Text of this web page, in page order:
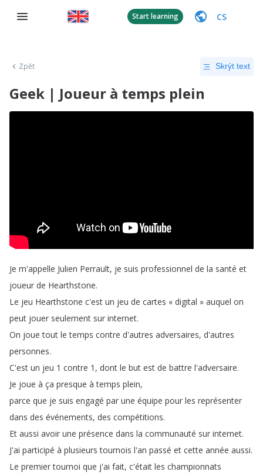
Start learning CS
Zpět Skrýt text
Geek | Joueur à temps plein
Je m'appelle Julien Perrault, je suis professionnel de la santé et
joueur de Hearthstone.
Le jeu Hearthstone c'est un jeu de cartes « digital » auquel on
peut jouer seulement sur internet.
On joue tout le temps contre d'autres adversaires, d'autres
personnes.
C'est un jeu 1 contre 1, dont le but est de battre l'adversaire.
Je joue à ça presque à temps plein,
parce que je suis engagé par une équipe pour les représenter
dans des événements, des compétitions.
Et aussi avoir une présence dans la communauté sur internet.
J'ai participé à plusieurs tournois l'an passé et cette année aussi.
Le premier tournoi que j'ai fait, c'était les championnats